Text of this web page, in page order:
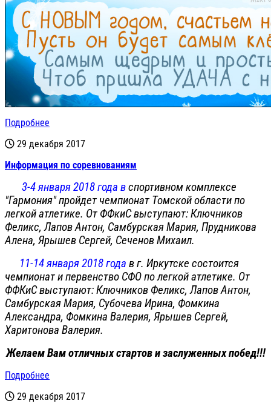
Подробнее
29 декабря 2017
Информация по соревнованиям
3-4 января 2018 года вспортивном комплексе
"Гармония" пройдет чемпионат Томской области по
легкой атлетике. От ФФкиС выступают: Ключников
Феликс, Лапов Антон, Самбурская Мария, Прудникова
Алена, Ярышев Сергей, Сеченов Михаил.
11-14 января 2018 года в г. Иркутске состоится
чемпионат и первенство СФО по легкой атлетике. От
ФФКиС выступают: Ключников Феликс, Лапов Антон,
Самбурская Мария, Субочева Ирина, Фомкина
Александра, Фомкина Валерия, Ярышев Сергей,
Харитонова Валерия.
Желаем Вам отличных стартов и заслуженных побед!!!
Подробнее
29 декабря 2017